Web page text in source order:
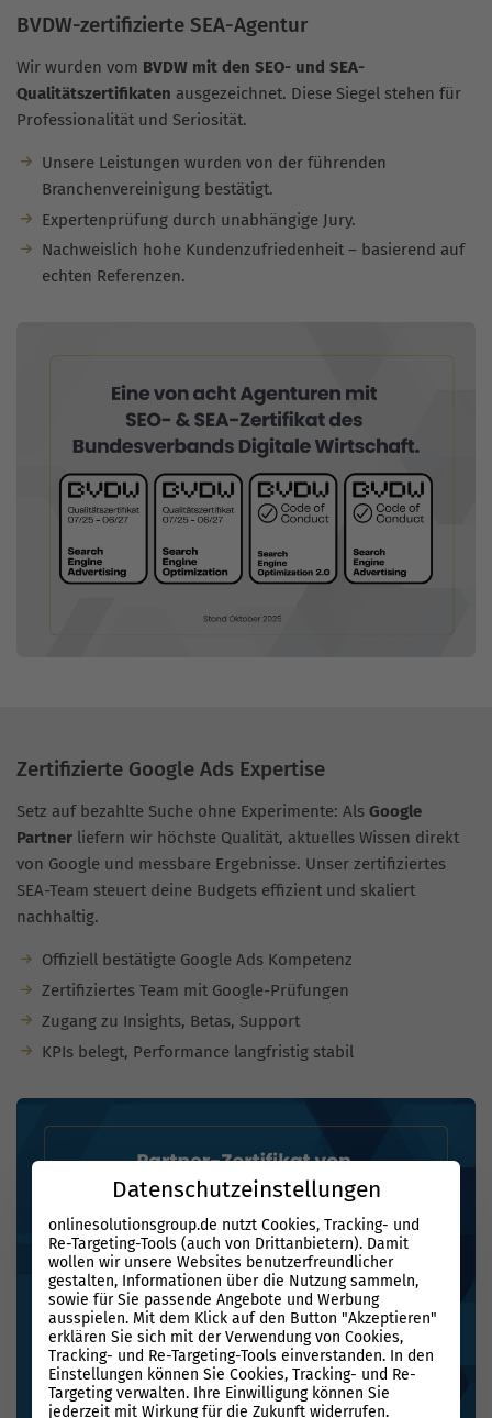
BVDW-zertifizierte SEA-Agentur
Wir wurden vom BVDW mit den SEO- und SEA-
Qualitätszertifikaten ausgezeichnet. Diese Siegel stehen für
Professionalität und Seriosität.
Unsere Leistungen wurden von der führenden
Branchenvereinigung bestätigt.
Expertenprüfung durch unabhängige Jury.
Nachweislich hohe Kundenzufriedenheit – basierend auf
echten Referenzen.
Zertifizierte Google Ads Expertise
Setz auf bezahlte Suche ohne Experimente: Als Google
Partner liefern wir höchste Qualität, aktuelles Wissen direkt
von Google und messbare Ergebnisse. Unser zertifiziertes
SEA-Team steuert deine Budgets effizient und skaliert
nachhaltig.
Offiziell bestätigte Google Ads Kompetenz
Zertifiziertes Team mit Google-Prüfungen
Zugang zu Insights, Betas, Support
KPIs belegt, Performance langfristig stabil
Datenschutzeinstellungen
onlinesolutionsgroup.de nutzt Cookies, Tracking- und
Re-Targeting-Tools (auch von Drittanbietern). Damit
wollen wir unsere Websites benutzerfreundlicher
gestalten, Informationen über die Nutzung sammeln,
sowie für Sie passende Angebote und Werbung
ausspielen. Mit dem Klick auf den Button "Akzeptieren"
erklären Sie sich mit der Verwendung von Cookies,
Tracking- und Re-Targeting-Tools einverstanden. In den
Einstellungen können Sie Cookies, Tracking- und Re-
Targeting verwalten. Ihre Einwilligung können Sie
jederzeit mit Wirkung für die Zukunft widerrufen.